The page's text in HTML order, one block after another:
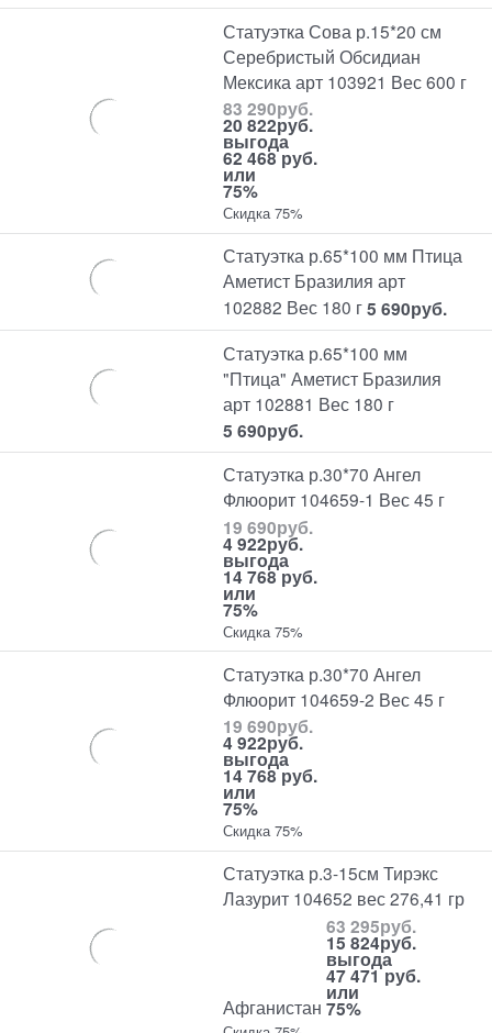
Статуэтка Сова р.15*20 см
Серебристый Обсидиан
Мексика арт 103921 Вес 600 г
83 290руб.
20 822руб.
выгода
62 468 руб.
или
75%
Скидка 75%
Статуэтка р.65*100 мм Птица
Аметист Бразилия арт
102882 Вес 180 г5 690руб.
Статуэтка р.65*100 мм
"Птица" Аметист Бразилия
арт 102881 Вес 180 г
5 690руб.
Статуэтка р.30*70 Ангел
Флюорит 104659-1 Вес 45 г
19 690руб.
4 922руб.
выгода
14 768 руб.
или
75%
Скидка 75%
Статуэтка р.30*70 Ангел
Флюорит 104659-2 Вес 45 г
19 690руб.
4 922руб.
выгода
14 768 руб.
или
75%
Скидка 75%
Статуэтка р.3-15см Тирэкс
Лазурит 104652 вес 276,41 гр
Афганистан
63 295руб.
15 824руб.
выгода
47 471 руб.
или
75%